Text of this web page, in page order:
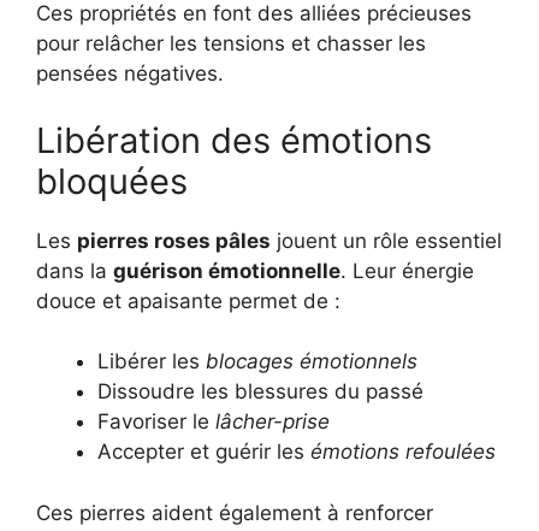
Ces propriétés en font des alliées précieuses
pour relâcher les tensions et chasser les
pensées négatives.
Libération des émotions
bloquées
Les pierres roses pâles jouent un rôle essentiel
dans la guérison émotionnelle. Leur énergie
douce et apaisante permet de :
Libérer les blocages émotionnels
Dissoudre les blessures du passé
Favoriser le lâcher-prise
Accepter et guérir les émotions refoulées
Ces pierres aident également à renforcer